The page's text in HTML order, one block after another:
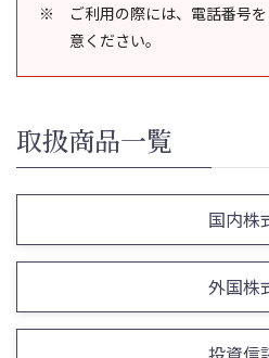
ご利用の際には、電話番号
意ください。
取扱商品一覧
国内株
外国株